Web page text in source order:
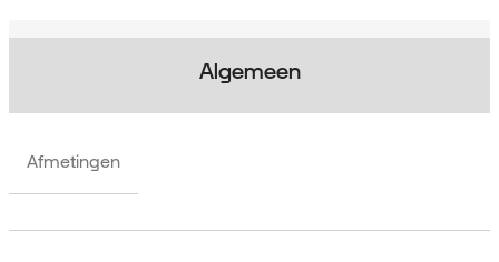
Algemeen
Afmetingen